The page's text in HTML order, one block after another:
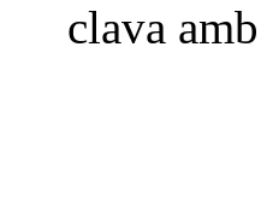
clava